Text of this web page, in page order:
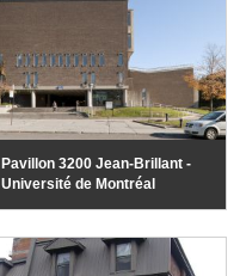
Pavillon 3200 Jean-Brillant -
Université de Montréal